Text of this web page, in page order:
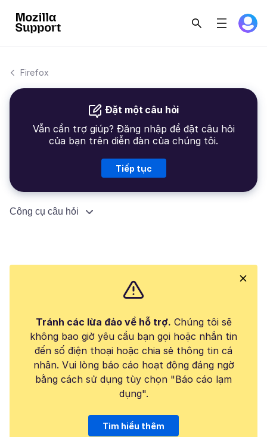
Firefox
Đặt một câu hỏi
Vẫn cần trợ giúp? Đăng nhập để đặt câu hỏi
của bạn trên diễn đàn của chúng tôi.
Tiếp tục
Công cụ câu hỏi
Tránh các lừa đảo về hỗ trợ. Chúng tôi sẽ
không bao giờ yêu cầu bạn gọi hoặc nhắn tin
đến số điện thoại hoặc chia sẻ thông tin cá
nhân. Vui lòng báo cáo hoạt động đáng ngờ
bằng cách sử dụng tùy chọn "Báo cáo lạm
dụng".
Tìm hiểu thêm